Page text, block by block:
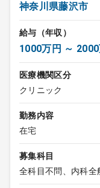
神奈川県藤沢市
給与（年収）
1000万円 ～
医療機関区分
クリニック
勤務内容
在宅
募集科目
全科目不問、内科全